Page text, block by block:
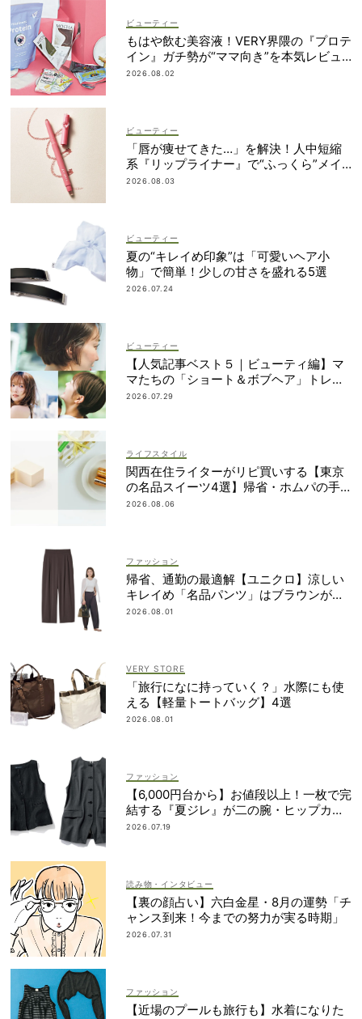
ビューティー
もはや飲む美容液！VERY界隈の『プロテ
イン』ガチ勢が“ママ向き”を本気レビュ
ー
2026.08.02
ビューティー
「唇が痩せてきた…」を解決！人中短縮
系『リップライナー』で“ふっくら”メイ
ク
2026.08.03
ビューティー
夏の“キレイめ印象”は「可愛いヘア小
物」で簡単！少しの甘さを盛れる5選
2026.07.24
ビューティー
【人気記事ベスト５｜ビューティ編】マ
マたちの「ショート＆ボブヘア」トレン
ドが丸わかり！
2026.07.29
ライフスタイル
関西在住ライターがリピ買いする【東京
の名品スイーツ4選】帰省・ホムパの手
土産に
2026.08.06
ファッション
帰省、通勤の最適解【ユニクロ】涼しい
キレイめ「名品パンツ」はブラウンが使
える！
2026.08.01
VERY STORE
「旅行になに持っていく？」水際にも使
える【軽量トートバッグ】4選
2026.08.01
ファッション
【6,000円台から】お値段以上！一枚で完
結する『夏ジレ』が二の腕・ヒップカバ
ーに大活躍
2026.07.19
読み物・インタビュー
【裏の顔占い】六白金星・8月の運勢「チ
ャンス到来！今までの努力が実る時期」
2026.07.31
ファッション
【近場のプールも旅行も】水着になりた